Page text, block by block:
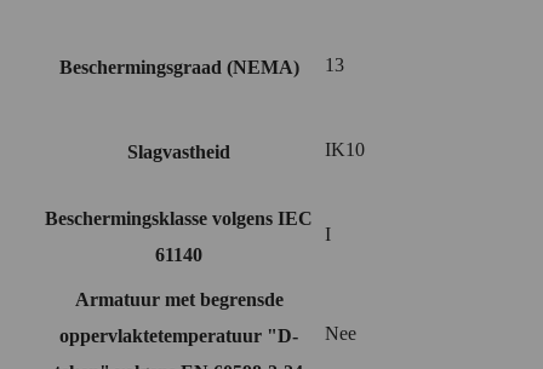
Beschermingsgraad (NEMA) 13
Slagvastheid IK10
Beschermingsklasse volgens IEC
61140
I
Armatuur met begrensde
oppervlaktetemperatuur "D-
Nee